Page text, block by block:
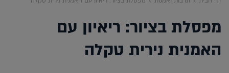
מפסלת בציור: ריאיון עם
האמנית נירית טקלה